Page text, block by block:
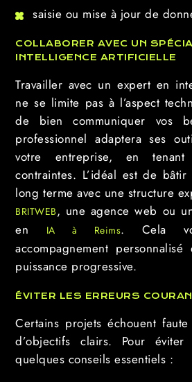
saisie ou mise à jour de
COLLABORER AVEC UN
INTELLIGENCE ARTIFICIELLE
Travailler avec un expert en
ne se limite pas à l’aspect
de bien communiquer vos
professionnel adaptera ses
votre entreprise, en
contraintes. L’idéal est de
long terme avec une structure
BRITWEB, une agence web ou
en
IA à Reims. Cela
accompagnement
puissance progressive.
ÉVITER LES ERREURS
Certains projets échouent
d’objectifs clairs. Pour
quelques conseils essentiels :